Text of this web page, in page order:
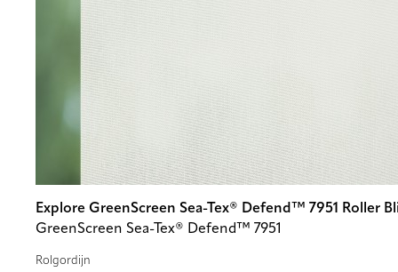
Explore GreenScreen Sea-Tex® Defend™ 7951 Roller
GreenScreen Sea-Tex® Defend™ 7951
Rolgordijn